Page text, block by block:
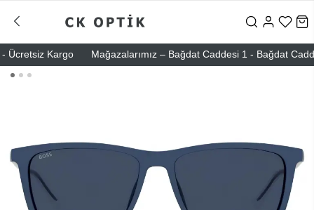
Kargo Mağazalarımız – Bağdat Caddesi 1 - Bağdat